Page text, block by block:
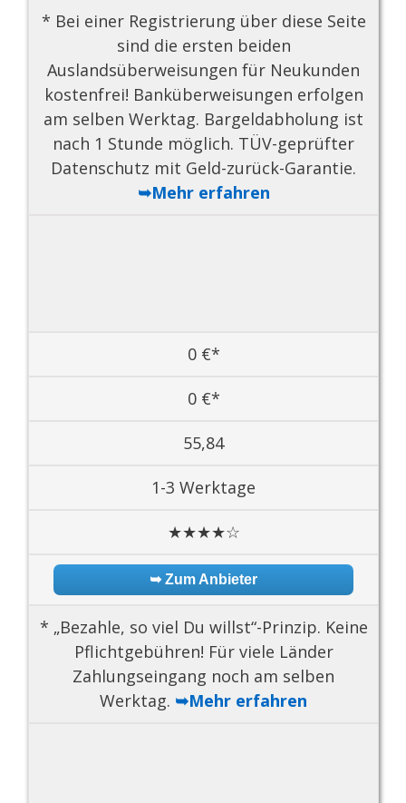
* Bei einer Registrierung über diese Seite
sind die ersten beiden
Auslandsüberweisungen für Neukunden
kostenfrei! Banküberweisungen erfolgen
am selben Werktag. Bargeldabholung ist
nach 1 Stunde möglich. TÜV-geprüfter
Datenschutz mit Geld-zurück-Garantie.
➥Mehr erfahren
0 €*
0 €*
55,84
1-3 Werktage
★★★★☆
➥ Zum Anbieter
* „Bezahle, so viel Du willst“-Prinzip. Keine
Pflichtgebühren! Für viele Länder
Zahlungseingang noch am selben
Werktag. ➥Mehr erfahren